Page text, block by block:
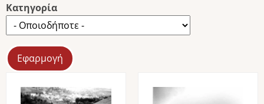
Κατηγορία
Image Image